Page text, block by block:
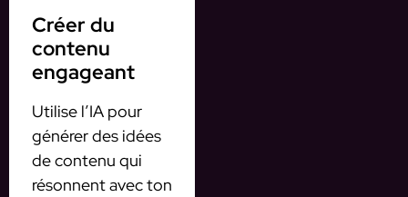
Créer du
contenu
engageant
Utilise l’IA pour
générer des idées
de contenu qui
résonnent avec ton